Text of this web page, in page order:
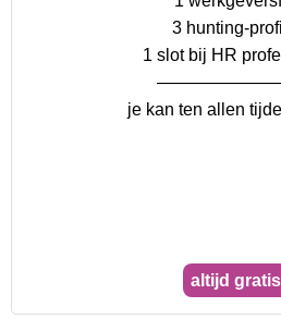
3 hunting-
1 slot bij HR
je kan ten allen
altijd